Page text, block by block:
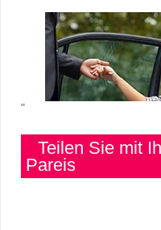
"
Teilen Sie mit
Pareis